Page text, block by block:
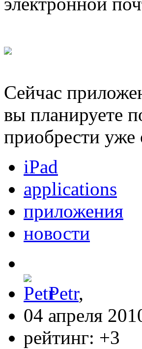
Сейчас
вы планируете
приобрести уже
iPad
applications
приложения
новости
Petr,
04 апреля
рейтинг: +3